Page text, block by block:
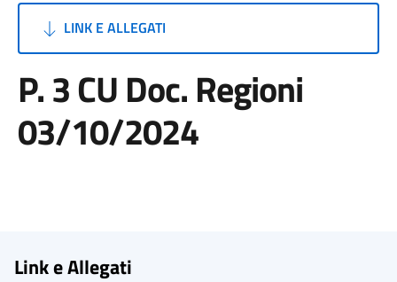
LINK E ALLEGATI
P. 3 CU Doc. Regioni
03/10/2024
Link e Allegati